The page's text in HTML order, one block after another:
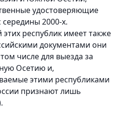
удостоверяющие
2000-х.
республик имеет также
документами они
числе для выезда за
Осетию и,
этими республиками
признают лишь